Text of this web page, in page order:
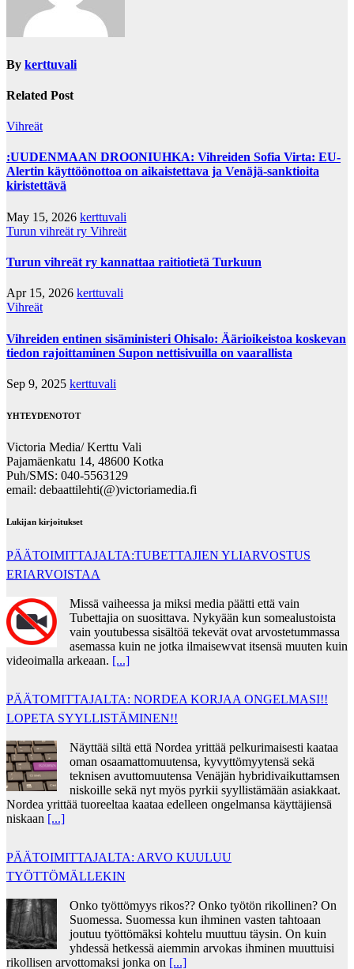
By kerttuvali
Related Post
Vihreät
:UUDENMAAN DROONIUHKA: Vihreiden Sofia Virta: EU-
Alertin käyttöönottoa on aikaistettava ja Venäjä-sanktioita
kiristettävä
May 15, 2026 kerttuvali
Turun vihreät ry Vihreät
Turun vihreät ry kannattaa raitiotietä Turkuun
Apr 15, 2026 kerttuvali
Vihreät
Vihreiden entinen sisäministeri Ohisalo: Äärioikeistoa koskevan
tiedon rajoittaminen Supon nettisivuilla on vaarallista
Sep 9, 2025 kerttuvali
YHTEYDENOTOT
Victoria Media/ Kerttu Vali
Pajamäenkatu 14, 48600 Kotka
Puh/SMS: 040-5563129
email: debaattilehti(@)victoriamedia.fi
Lukijan kirjoitukset
PÄÄTOIMITTAJALTA:TUBETTAJIEN YLIARVOSTUS
ERIARVOISTAA
Missä vaiheessa ja miksi media päätti että vain
Tubettajia on suosittava. Nykyään kun somealustoista
vain youtubessa sisältöä tekevät ovat arvostetummassa
asemassa kuin ne jotka ilmaisewvat itsensä muuten kuin
videoimalla arkeaan. [...]
PÄÄTOMITTAJALTA: NORDEA KORJAA ONGELMASI!!
LOPETA SYYLLISTÄMINEN!!
Näyttää siltä että Nordea yrittää pelkurimaisesti kaataa
oman osaamattomuutensa, kyvyttömyytensä sekä
teknisen avuttomuutensa Venäjän hybridivaikuttamsen
niskoille sekä nyt myös pyrkii syyllistämään asiakkaat.
Nordea yrittää tuoreeltaa kaataa edelleen ongelmansa käyttäjiensä
niskaan [...]
PÄÄTOIMITTAJALTA: ARVO KUULUU
TYÖTTÖMÄLLEKIN
Onko työttömyys rikos?? Onko työtön rikollinen? On
Suomessa. Suomessa kun ihminen vasten tahtoaan
joutuu työttömäksi kohtelu muuttuu täysin. On kuin
yhdessä hetkessä aiemmin arvokas ihminen muuttuisi
rikollisen arvottomaksi jonka on [...]